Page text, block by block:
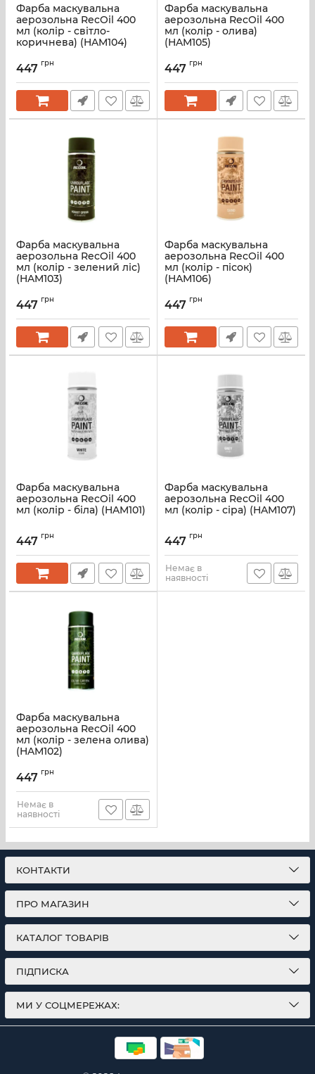
Фарба маскувальна
аерозольна RecOil 400
мл (колір - світло-
коричнева) (HAM104)
447 грн
Фарба маскувальна
аерозольна RecOil 400
мл (колір - олива)
(HAM105)
447 грн
Фарба маскувальна
аерозольна RecOil 400
мл (колір - зелений ліс)
(HAM103)
447 грн
Фарба маскувальна
аерозольна RecOil 400
мл (колір - пісок)
(HAM106)
447 грн
Фарба маскувальна
аерозольна RecOil 400
мл (колір - біла) (HAM101)
447 грн
Фарба маскувальна
аерозольна RecOil 400
мл (колір - сіра) (HAM107)
447 грн
Немає в
наявності
Фарба маскувальна
аерозольна RecOil 400
мл (колір - зелена олива)
(HAM102)
447 грн
Немає в
наявності
КОНТАКТИ
ПРО МАГАЗИН
КАТАЛОГ ТОВАРІВ
ПІДПИСКА
МИ У СОЦМЕРЕЖАХ: